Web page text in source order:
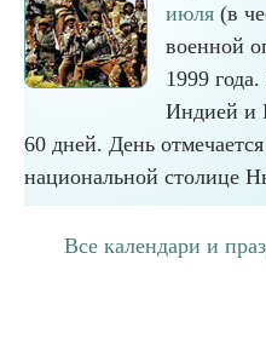
июля (в
военной
1999
Индией и
60 дней. День
национальной столице
Все календари и